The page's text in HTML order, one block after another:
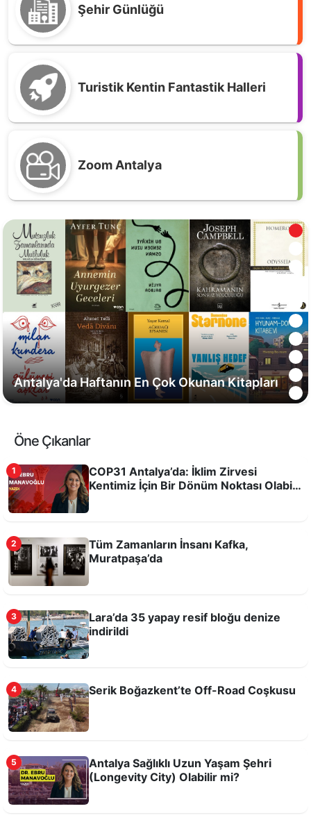
Şehir Günlüğü
Turistik Kentin Fantastik Halleri
Zoom Antalya
Antalya'da Haftanın En Çok Okunan Kitapları
Muratpaşa’da akıllı sulama 5,6 milyar litre suyu
korudu
Odysseus'un filmi kitabına ilgiyi artırdı
Konseri
Öne Çıkanlar
1
COP31 Antalya’da: İklim Zirvesi
Kentimiz İçin Bir Dönüm Noktası Olabilir
2
Tüm Zamanların İnsanı Kafka,
Muratpaşa’da
3
Lara’da 35 yapay resif bloğu denize
indirildi
4 Serik Boğazkent’te Off-Road Coşkusu
5
Antalya Sağlıklı Uzun Yaşam Şehri
(Longevity City) Olabilir mi?